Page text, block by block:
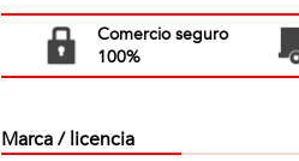
Comercio seguro
100%
Marca / licencia